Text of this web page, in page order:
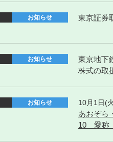
お知らせ 東京証券
お知らせ
東京地下
株式の取
お知らせ 10月1日(
あおぞら
10 愛称